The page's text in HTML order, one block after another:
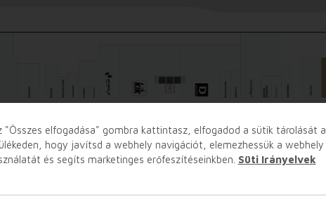
"Összes elfogadása" gombra kattintasz, elfogadod a sütik tárolását a
hogy javítsd a webhely navigációt, elemezhessük a webhely
és segíts marketinges erőfeszítéseinkben. Süti Irányelvek